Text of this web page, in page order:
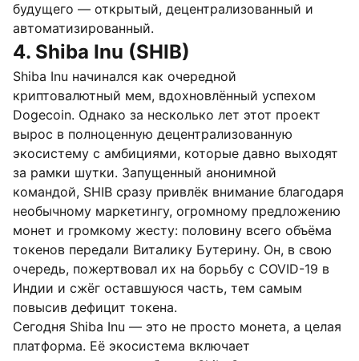
будущего — открытый, децентрализованный и
автоматизированный.
4. Shiba Inu (SHIB)
Shiba Inu начинался как очередной
криптовалютный мем, вдохновлённый успехом
Dogecoin. Однако за несколько лет этот проект
вырос в полноценную децентрализованную
экосистему с амбициями, которые давно выходят
за рамки шутки. Запущенный анонимной
командой, SHIB сразу привлёк внимание благодаря
необычному маркетингу, огромному предложению
монет и громкому жесту: половину всего объёма
токенов передали Виталику Бутерину. Он, в свою
очередь, пожертвовал их на борьбу с COVID-19 в
Индии и сжёг оставшуюся часть, тем самым
повысив дефицит токена.
Сегодня Shiba Inu — это не просто монета, а целая
платформа. Её экосистема включает